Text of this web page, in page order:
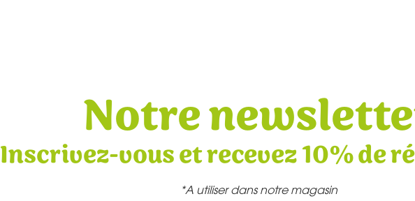
Notre
Inscrivez-vous et recevez 10% de
*A utiliser dans notre magasin